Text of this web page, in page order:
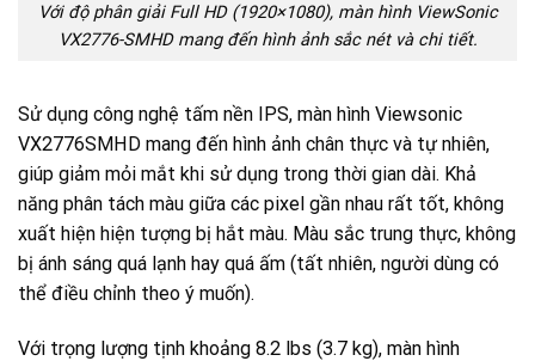
Với độ phân giải Full HD (1920×1080), màn hình ViewSonic
VX2776-SMHD mang đến hình ảnh sắc nét và chi tiết.
Sử dụng công nghệ tấm nền IPS, màn hình Viewsonic
VX2776SMHD mang đến hình ảnh chân thực và tự nhiên,
giúp giảm mỏi mắt khi sử dụng trong thời gian dài. Khả
năng phân tách màu giữa các pixel gần nhau rất tốt, không
xuất hiện hiện tượng bị hắt màu. Màu sắc trung thực, không
bị ánh sáng quá lạnh hay quá ấm (tất nhiên, người dùng có
thể điều chỉnh theo ý muốn).
Với trọng lượng tịnh khoảng 8.2 lbs (3.7 kg), màn hình